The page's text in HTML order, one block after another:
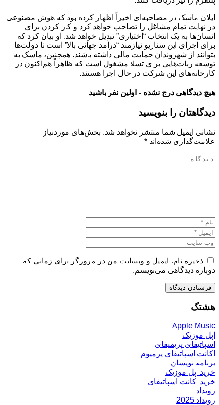
ایلان ماسک در مصاحبه‌ای اخیراً اظهار کرده بود که هوش مصنوعی
در نهایت تمام مشاغل را تصاحب خواهد کرد و کار کردن برای
انسان‌ها به یک انتخاب “اختیاری” تبدیل خواهد شد. او بیان کرد که
برای اجرای این سناریو نیازمند “درآمد جهانی بالا” است تا دولت‌ها
بتوانند از شهروندان حمایت مالی داشته باشند. همچنین، ماسک به
توسعه ربات‌هایی برای تسلا مشغول است که ظاهراً هم‌اکنون در
کارخانه‌های این شرکت در حال اجرا هستند.
هیچ دیدگاهی درج نشده - اولین نفر باشید
دیدگاهتان را بنویسید
نشانی ایمیل شما منتشر نخواهد شد. بخش‌های موردنیاز
علامت‌گذاری شده‌اند *
ذخیره نام، ایمیل و وبسایت من در مرورگر برای زمانی که
دوباره دیدگاهی می‌نویسم.
هشتگ
Apple Music
اپل موزیک
اسپاتیفای پریمیفای
اکانت اسپاتیفای پرمیوم
برنامه نویسان
خرید اپل موزیک
خرید اکانت اسپاتیفای
رویداد
رویداد 2025